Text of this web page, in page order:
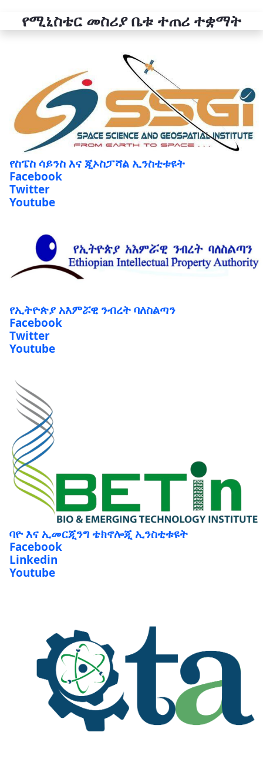
የሚኒስቴር መስሪያ ቤቱ ተጠሪ ተቋማት
የስፔስ ሳይንስ እና ጂኦስፓሻል ኢንስቲቱዩት
Facebook
Twitter
Youtube
የኢትዮጵያ አእምሯዊ ንብረት ባለስልጣን
Facebook
Twitter
Youtube
ባዮ እና ኢመርጂንግ ቴክኖሎጂ ኢንስቲቱዩት
Facebook
Linkedin
Youtube